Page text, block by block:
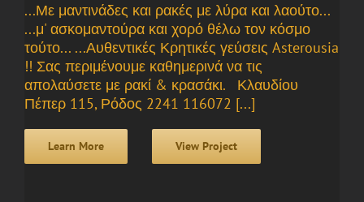
...Με μαντινάδες και ρακές με λύρα και λαούτο...
...μ' ασκομαντούρα και χορό θέλω τον κόσμο
τούτο... ...Αυθεντικές Κρητικές γεύσεις Asterousia
!! Σας περιμένουμε καθημερινά να τις
απολαύσετε με ρακί & κρασάκι. Κλαυδίου
Πέπερ 115, Ρόδος 2241 116072 [...]
Learn More View Project